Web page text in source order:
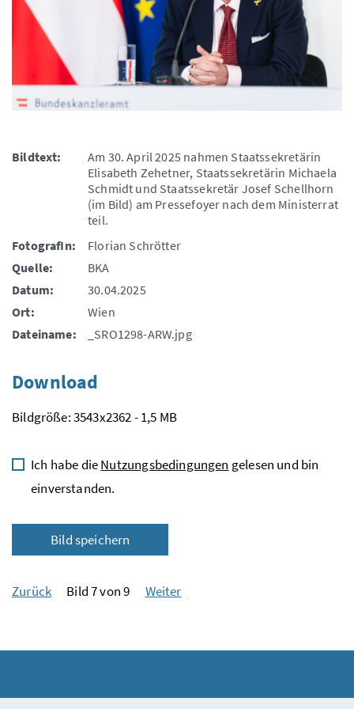
Bildtext:
Am 30. April 2025 nahmen Staatssekretärin
Elisabeth Zehetner, Staatssekretärin Michaela
Schmidt und Staatssekretär Josef Schellhorn
(im Bild) am Pressefoyer nach dem Ministerrat
teil.
FotografIn:
Florian Schrötter
Quelle:
BKA
Datum:
30.04.2025
Ort:
Wien
Dateiname:
_SRO1298-ARW.jpg
Download
Bildgröße: 3543x2362 - 1,5 MB
Ich habe dieNutzungsbedingungen gelesen und bin
einverstanden.
Bild speichern
Zurück Bild 7 von 9 Weiter